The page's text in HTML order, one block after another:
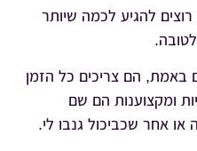
להגיע לכמה שיותר
באמת, הם צריכים כל הזמן
ומקצוענות הם שם
או אחר שכביכול גנבו לי.